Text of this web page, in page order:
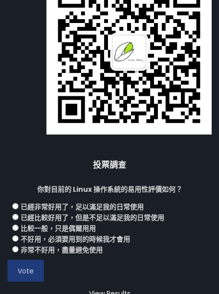
投票調查
你對目前的 Linux 操作系統的易用性評價如何？
已經非常好用了，足以滿足我的日常使用
已經比較好用了，但是不足以滿足我的日常使用
比較一般，只是偶爾用用
不好用，必須要用到的時候我才會用
非常不好用，盡量避免使用